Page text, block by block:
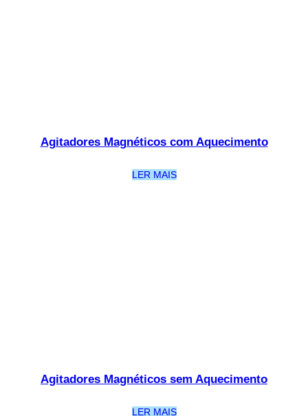
Agitadores Magnéticos com Aquecimento
LER MAIS
Agitadores Magnéticos sem Aquecimento
LER MAIS